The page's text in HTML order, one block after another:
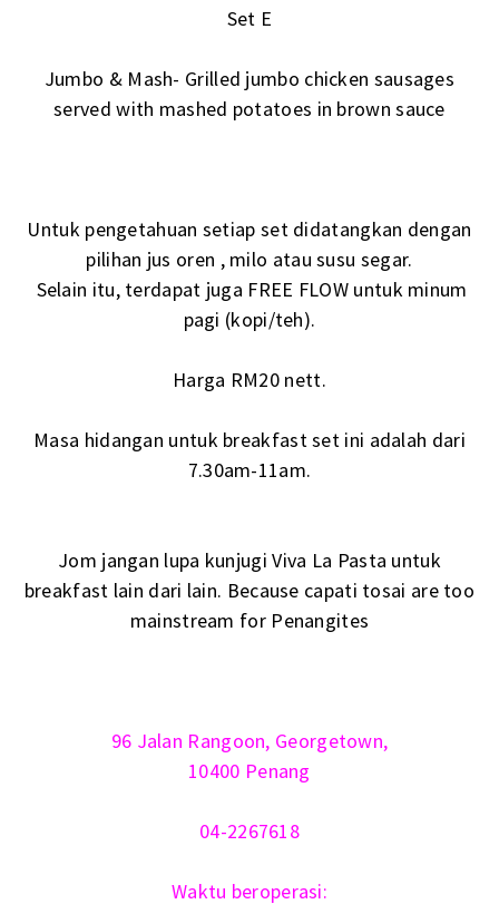
Set E
Jumbo & Mash- Grilled jumbo chicken sausages
served with mashed potatoes in brown sauce
Untuk pengetahuan setiap set didatangkan dengan
pilihan jus oren , milo atau susu segar.
Selain itu, terdapat juga FREE FLOW untuk minum
pagi (kopi/teh).
Harga RM20 nett.
Masa hidangan untuk breakfast set ini adalah dari
7.30am-11am.
Jom jangan lupa kunjugi Viva La Pasta untuk
breakfast lain dari lain. Because capati tosai are too
mainstream for Penangites
96 Jalan Rangoon, Georgetown,
10400 Penang
04-2267618
Waktu beroperasi: